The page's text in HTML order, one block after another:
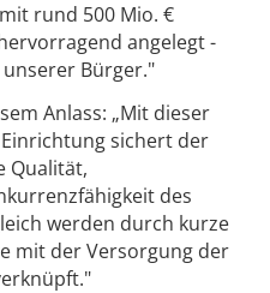
rund 500 Mio. €
angelegt -
Bürger."
Anlass: „Mit dieser
sichert der
Qualität,
des
werden durch kurze
mit der Versorgung der